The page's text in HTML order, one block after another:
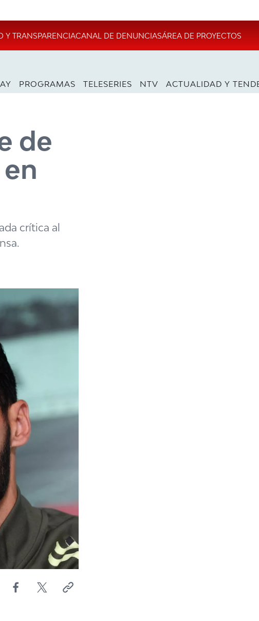
Y TRANSPARENCIACANAL DE DENUNCIASÁREA DE PROYECTOS
PROGRAMAS TELESERIES NTV ACTUALIDAD Y
de
crítica al